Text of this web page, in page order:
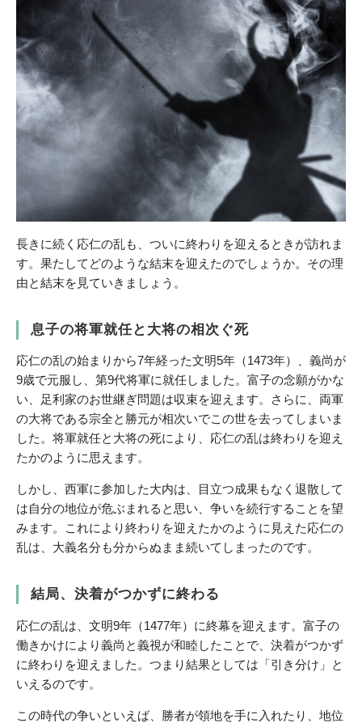
長きに続く応仁の乱も、ついに終わりを迎えるときが訪れま
す。果たしてどのような結末を迎えたのでしょうか。その理
由と結末を見ていきましょう。
息子の将軍就任と大将の相次ぐ死
応仁の乱の始まりから7年経った文明5年（1473年）、義尚が
9歳で元服し、第9代将軍に就任しました。富子の念願がかな
い、足利家のお世継ぎ問題は収束を迎えます。さらに、両軍
の大将である宗全と勝元が相次いでこの世を去ってしまいま
した。将軍就任と大将の死により、応仁の乱は終わりを迎え
たかのように思えます。
しかし、西軍に参加した大内は、目立つ成果もなく退散して
は自分の地位が危ぶまれると思い、争いを続行することを望
みます。これにより終わりを迎えたかのように見えた応仁の
乱は、大義名分も分からぬまま続いてしまったのです。
結局、決着がつかずに終わる
応仁の乱は、文明9年（1477年）に終幕を迎えます。富子の
働きかけにより義尚と義視が和睦したことで、決着がつかず
に終わりを迎えました。つまり結果としては「引き分け」と
いえるのです。
この時代の争いといえば、勝者が領地を手に入れたり、地位